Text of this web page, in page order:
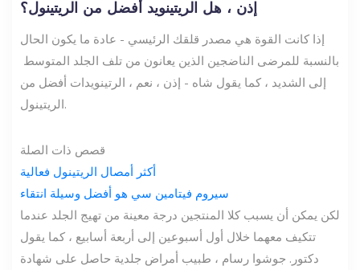
إذن ، هل الريتينويد أفضل من الريتينول؟
إذا كانت القوة هي مصدر قلقك الرئيسي - عادة ما يكون الحال
بالنسبة للمرضى الناضجين الذين يعانون من تلف الجلد المتوسط ​​
إلى الشديد ، كما يقول شاه - إذن ، نعم ، الرتينويدات أفضل من
الريتينول.
قصص ذات الصلة
أكثر أمصال الريتينول فعالية
سيروم فيتامين سي هو أفضل وسيلة انتقاء
لكن يمكن أن يسبب كلا المنتجين درجة معينة من تهيج الجلد عندما
تتكيف معهما خلال أول أسبوعين إلى أربعة أسابيع ، كما يقول
دكتور. جوشوا رسام ، طبيب أمراض جلدية حاصل على شهادة